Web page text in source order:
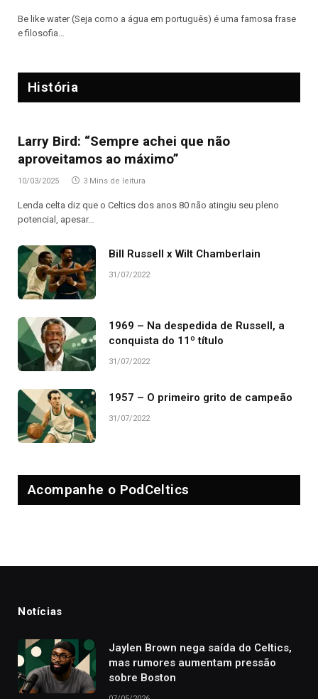
Be like water (Seja como a água em português) é uma famosa frase
e filosofia…
História
Larry Bird: “Sempre achei que não
aproveitamos ao máximo”
10/03/2025 3 Mins de leitura
Lenda celta diz que o Celtics dos anos 80 não atingiu seu pleno
potencial, apesar…
Bill Russell x Wilt Chamberlain
31/07/2022
1969 – Na despedida de Russell, a
conquista do 11º título
31/07/2022
1957 – O primeiro grito de campeão
31/07/2022
Acompanhe o PodCeltics
Notícias
Jaylen Brown nega saída do Celtics,
mas rumores aumentam pressão
sobre Boston